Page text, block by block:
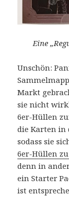
Eine
Unschön:
Markt
sie nicht
6er-Hüllen
die Karten in
sodass sie
6er-Hüllen
denn in
ein Starter
ist